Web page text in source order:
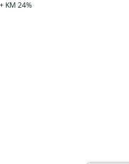
+ KM 24%